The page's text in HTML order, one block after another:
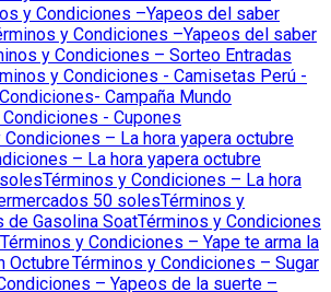
y Condiciones –Yapeos del saber
y Condiciones –Yapeos del saber
y Condiciones – Sorteo Entradas
y Condiciones - Camisetas Perú -
Campaña Mundo
- Cupones
Condiciones – La hora yapera octubre
– La hora yapera octubre
Términos y Condiciones – La hora
50 solesTérminos y
de Gasolina SoatTérminos y Condiciones
Términos y Condiciones – Yape te arma la
OctubreTérminos y Condiciones – Sugar
– Yapeos de la suerte –